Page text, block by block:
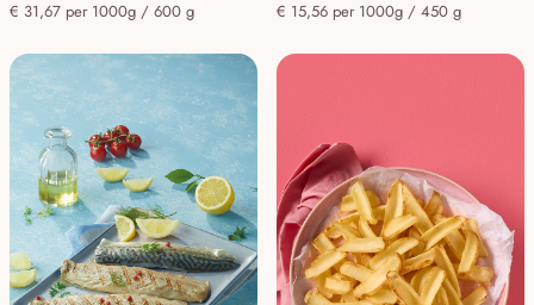
€ 31,67 per 1000g / 600 g € 15,56 per 1000g / 450 g